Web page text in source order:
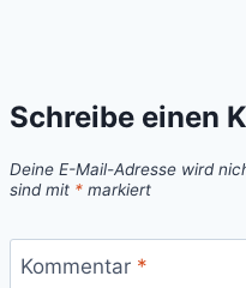
Schreibe einen
Deine E-Mail-Adresse wird
sind mit * markiert
Kommentar *